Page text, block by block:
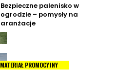
Bezpieczne palenisko w
ogrodzie – pomysły na
aranżacje
MATERIAŁ PROMOCYJNY